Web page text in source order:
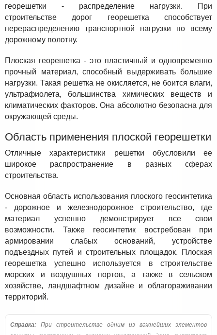
георешетки - распределение нагрузки. При
строительстве дорог георешетка способствует
перераспределению транспортной нагрузки по всему
дорожному полотну.
Плоская георешетка - это пластичный и одновременно
прочный материал, способный выдерживать большие
нагрузки. Такая решетка не окисляется, не боится влаги,
ультрафиолета, большинства химических веществ и
климатических факторов. Она абсолютно безопасна для
окружающей среды.
Область применения плоской георешетки
Отличные характеристики решетки обусловили ее
широкое распространение в разных сферах
строительства.
Основная область использования плоского геосинтетика
- дорожное и железнодорожное строительство, где
материал успешно демонстрирует все свои
возможности. Также геосинтетик востребован при
армировании слабых оснований, устройстве
подъездных путей и строительных площадок. Плоская
георешетка успешно используется в строительстве
морских и воздушных портов, а также в сельском
хозяйстве, ландшафтном дизайне и облагораживании
территорий.
Справка: При строительстве одним из важнейших элементов